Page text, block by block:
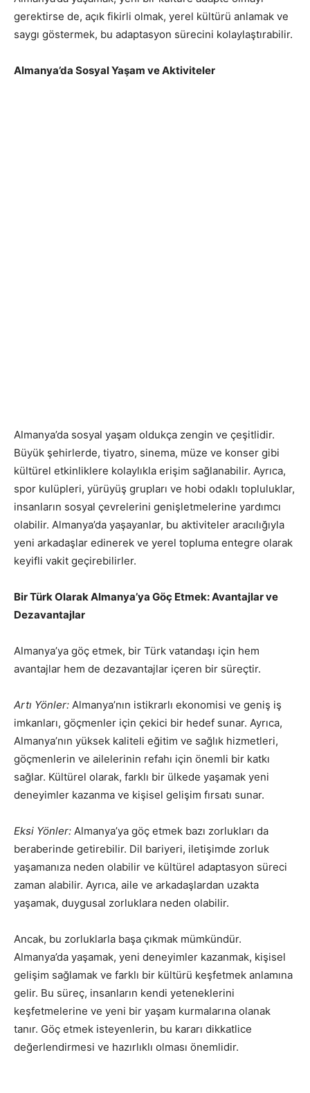
gerektirse de, açık fikirli olmak, yerel kültürü anlamak ve
saygı göstermek, bu adaptasyon sürecini kolaylaştırabilir.
Almanya’da Sosyal Yaşam ve Aktiviteler
Almanya’da sosyal yaşam oldukça zengin ve çeşitlidir.
Büyük şehirlerde, tiyatro, sinema, müze ve konser gibi
kültürel etkinliklere kolaylıkla erişim sağlanabilir. Ayrıca,
spor kulüpleri, yürüyüş grupları ve hobi odaklı topluluklar,
insanların sosyal çevrelerini genişletmelerine yardımcı
olabilir. Almanya’da yaşayanlar, bu aktiviteler aracılığıyla
yeni arkadaşlar edinerek ve yerel topluma entegre olarak
keyifli vakit geçirebilirler.
Bir Türk Olarak Almanya’ya Göç Etmek: Avantajlar ve
Dezavantajlar
Almanya’ya göç etmek, bir Türk vatandaşı için hem
avantajlar hem de dezavantajlar içeren bir süreçtir.
Artı Yönler: Almanya’nın istikrarlı ekonomisi ve geniş iş
imkanları, göçmenler için çekici bir hedef sunar. Ayrıca,
Almanya’nın yüksek kaliteli eğitim ve sağlık hizmetleri,
göçmenlerin ve ailelerinin refahı için önemli bir katkı
sağlar. Kültürel olarak, farklı bir ülkede yaşamak yeni
deneyimler kazanma ve kişisel gelişim fırsatı sunar.
Eksi Yönler: Almanya’ya göç etmek bazı zorlukları da
beraberinde getirebilir. Dil bariyeri, iletişimde zorluk
yaşamanıza neden olabilir ve kültürel adaptasyon süreci
zaman alabilir. Ayrıca, aile ve arkadaşlardan uzakta
yaşamak, duygusal zorluklara neden olabilir.
Ancak, bu zorluklarla başa çıkmak mümkündür.
Almanya’da yaşamak, yeni deneyimler kazanmak, kişisel
gelişim sağlamak ve farklı bir kültürü keşfetmek anlamına
gelir. Bu süreç, insanların kendi yeteneklerini
keşfetmelerine ve yeni bir yaşam kurmalarına olanak
tanır. Göç etmek isteyenlerin, bu kararı dikkatlice
değerlendirmesi ve hazırlıklı olması önemlidir.